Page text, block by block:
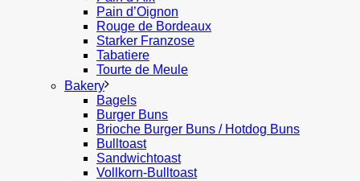
Pain d’Oignon
Rouge de Bordeaux
Starker Franzose
Tabatiere
Tourte de Meule
Bakery
Bagels
Burger Buns
Brioche Burger Buns / Hotdog Buns
Bulltoast
Sandwichtoast
Vollkorn-Bulltoast